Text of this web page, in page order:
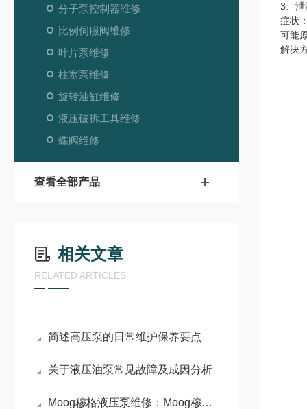
分子泵控制器维修
比例伺服阀维修
叶片泵维修
柱塞泵维修
旋转油缸维修
液压破拆工具维修
蝶阀维修
查看全部产品
相关文章
RELATED ARTICLES
简述高压泵的日常维护保养要点
关于液压油泵常见故障及成因分析
Moog穆格液压泵维修：Moog穆格液压泵高性能与精密控制的代表
3、泄
症状
可能
解决